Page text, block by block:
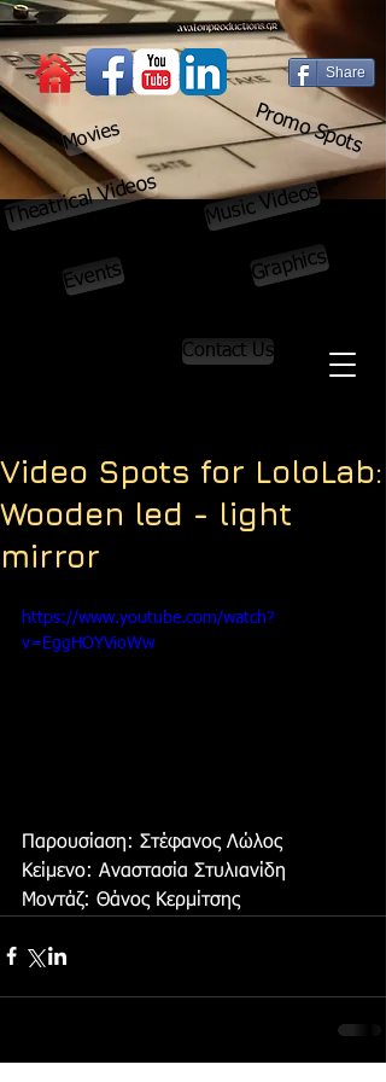
Movies
Share
Promo Spots
Contact Us
Theatrical Videos Music Videos
Events Graphics
Video Spots for LoloLab:
Wooden led - light
mirror
https://www.youtube.com/watch?
v=EggHOYVioWw
Παρουσίαση: Στέφανος Λώλος
Κείμενο: Αναστασία Στυλιανίδη
Μοντάζ: Θάνος Κερμίτσης